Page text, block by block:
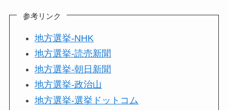
参考リンク
地方選挙-NHK
地方選挙-読売新聞
地方選挙-朝日新聞
地方選挙-政治山
地方選挙-選挙ドットコム